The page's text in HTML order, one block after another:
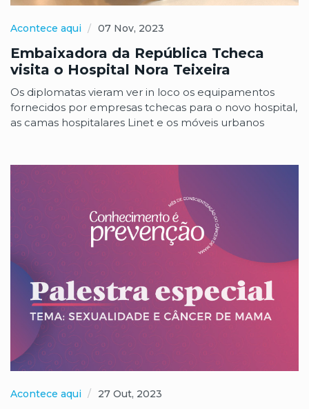
Acontece aqui 07 Nov, 2023
Embaixadora da República Tcheca
visita o Hospital Nora Teixeira
Os diplomatas vieram ver in loco os equipamentos
fornecidos por empresas tchecas para o novo hospital,
as camas hospitalares Linet e os móveis urbanos
Acontece aqui 27 Out, 2023